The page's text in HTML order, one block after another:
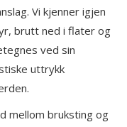
Vi kjenner igjen
brutt ned i flater og
ved sin
uttrykk
mellom bruksting og